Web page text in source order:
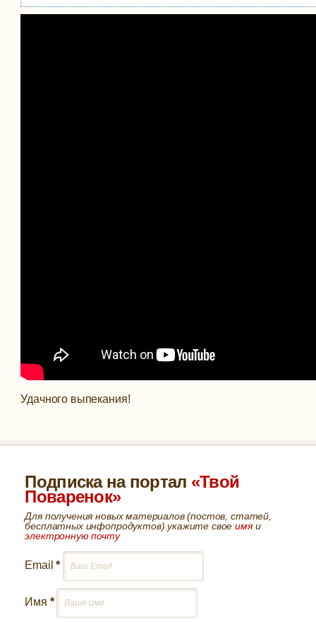
Удачного выпекания!
Подписка на портал «Твой
Поваренок»
Для получения новых материалов (постов, статей,
бесплатных инфопродуктов) укажите своеимяи
электронную почту
Email *
Имя *